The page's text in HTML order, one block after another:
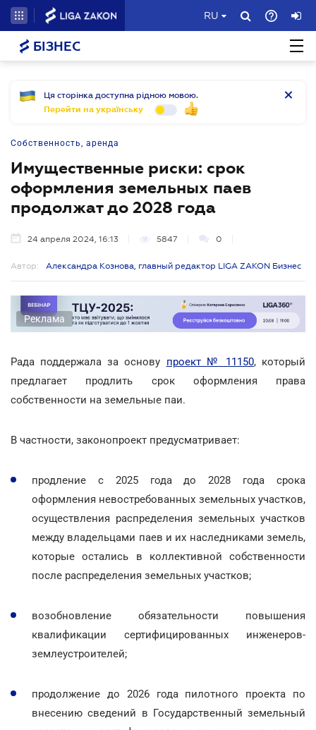
RU
БІЗНЕС
Ця сторінка доступна рідною мовою.
Перейти на українську
Собственность, аренда
Имущественные риски: срок
оформления земельных паев
продолжат до 2028 года
24 апреля 2024, 16:13 5847 0
Автор: Александра Кознова, главный редактор LIGA ZAKON Бизнес
Реклама
Рада поддержала за основу проект № 11150, который
предлагает продлить срок оформления права
собственности на земельные паи.
В частности, законопроект предусматривает:
продление с 2025 года до 2028 года срока
оформления невостребованных земельных участков,
осуществления распределения земельных участков
между владельцами паев и их наследниками земель,
которые остались в коллективной собственности
после распределения земельных участков;
возобновление обязательности повышения
квалификации сертифицированных инженеров-
землеустроителей;
продолжение до 2026 года пилотного проекта по
внесению сведений в Государственный земельный